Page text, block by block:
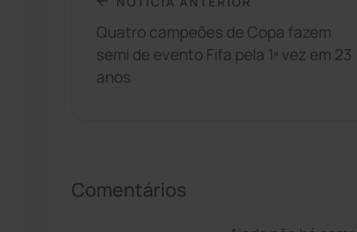
Quatro campeões de Copa fazem
semi de evento Fifa pela 1ª vez em 23
anos
Comentários